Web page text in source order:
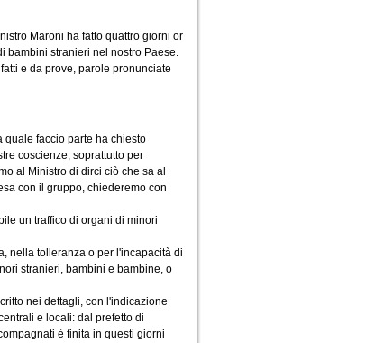
Maroni ha fatto quattro giorni or
bambini stranieri nel nostro Paese.
e da prove, parole pronunciate
quale faccio parte ha chiesto
coscienze, soprattutto per
al Ministro di dirci ciò che sa al
con il gruppo, chiederemo con
un traffico di organi di minori
nella tolleranza o per l'incapacità di
stranieri, bambini e bambine, o
nei dettagli, con l'indicazione
e locali: dal prefetto di
è finita in questi giorni